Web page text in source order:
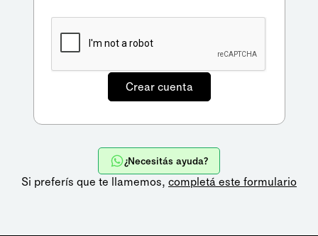
¿Necesitás ayuda?
Si preferís que te llamemos, completá este formulario